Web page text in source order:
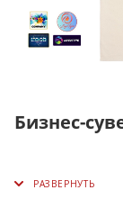
Бизнес-